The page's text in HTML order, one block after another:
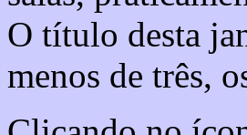
O título desta
menos de três,